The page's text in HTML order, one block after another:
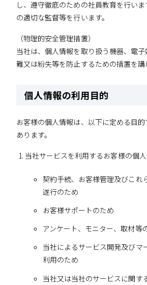
し、遵守徹底のための社員教育を行い
の適切な監督等を行います。
（物理的安全管理措置）
当社は、個人情報を取り扱う機器、電
難又は紛失等を防止するための措置を講
個人情報の利用目的
お客様の個人情報は、以下に定める目
あります。
当社サービスを利用するお客様の個
契約手続、お客様管理及びこれ
遂行のため
お客様サポートのため
アンケート、モニター、取材等
当社によるサービス開発及びマ
利用のため
当社又は当社のサービスに関す